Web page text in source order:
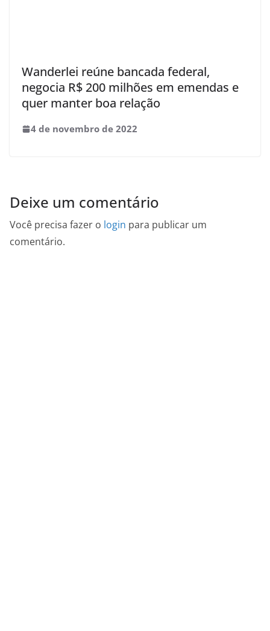
Wanderlei reúne bancada federal,
negocia R$ 200 milhões em emendas e
quer manter boa relação
4 de novembro de 2022
Deixe um comentário
Você precisa fazer o login para publicar um
comentário.